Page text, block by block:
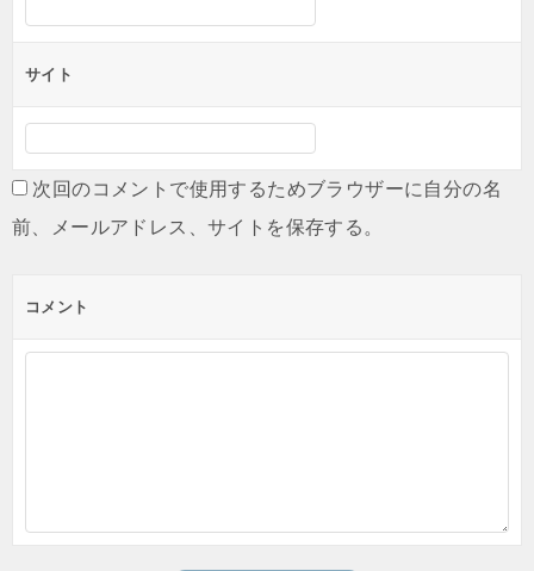
サイト
次回のコメントで使用するためブラウザーに自分の名
前、メールアドレス、サイトを保存する。
コメント